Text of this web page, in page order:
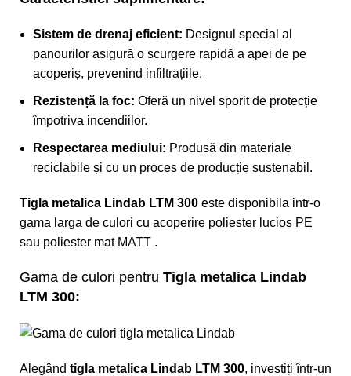
Sistem de drenaj eficient: Designul special al
panourilor asigură o scurgere rapidă a apei de pe
acoperiș, prevenind infiltrațiile.
Rezistență la foc: Oferă un nivel sporit de protecție
împotriva incendiilor.
Respectarea mediului: Produsă din materiale
reciclabile și cu un proces de producție sustenabil.
Tigla metalica Lindab LTM 300 este disponibila intr-o
gama larga de culori cu acoperire poliester lucios PE
sau poliester mat MATT .
Gama de culori pentru Tigla metalica Lindab
LTM 300:
Alegând tigla metalica Lindab LTM 300, investiți într-un